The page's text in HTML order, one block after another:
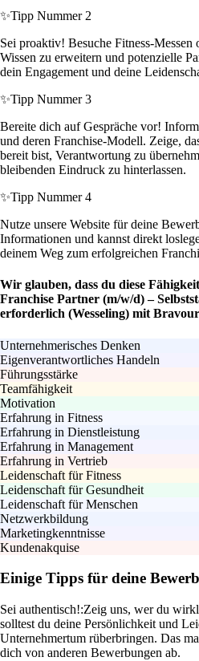
✨Tipp Nummer 2
Sei proaktiv! Besuche Fitness-Messen
Wissen zu erweitern und potenzielle
dein Engagement und deine
✨Tipp Nummer 3
Bereite dich auf Gespräche vor!
und deren Franchise-Modell. Zeige,
bereit bist, Verantwortung zu
bleibenden Eindruck zu hinterlassen.
✨Tipp Nummer 4
Nutze unsere Website für deine
Informationen und kannst direkt
deinem Weg zum erfolgreichen
Wir glauben, dass du diese
Franchise Partner (m/w/d) –
erforderlich (Wesseling) mit
Unternehmerisches Denken
Eigenverantwortliches Handeln
Führungsstärke
Teamfähigkeit
Motivation
Erfahrung in Fitness
Erfahrung in Dienstleistung
Erfahrung in Management
Erfahrung in Vertrieb
Leidenschaft für Fitness
Leidenschaft für Gesundheit
Leidenschaft für Menschen
Netzwerkbildung
Marketingkenntnisse
Kundenakquise
Einige Tipps für deine
Sei authentisch!:Zeig uns, wer du
solltest du deine Persönlichkeit und
Unternehmertum rüberbringen. Das
dich von anderen Bewerbungen ab.